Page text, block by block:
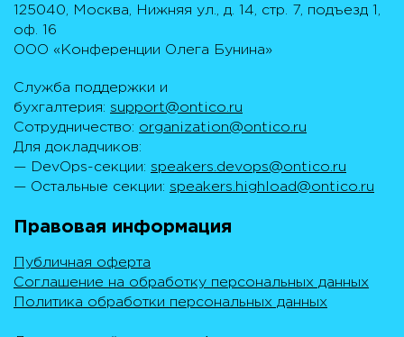
125040, Москва, Нижняя ул., д. 14, стр. 7, подъезд 1,
оф. 16
ООО «Конференции Олега Бунина»
Служба поддержки и
бухгалтерия: support@ontico.ru
Сотрудничество: organization@ontico.ru
Для докладчиков:
— DevOps-секции: speakers.devops@ontico.ru
— Остальные секции: speakers.highload@ontico.ru
Правовая информация
Публичная оферта
Соглашение на обработку персональных данных
Политика обработки персональных данных